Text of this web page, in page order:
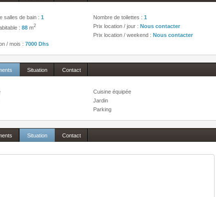
salles de bain : 1 Nombre de toilettes : 1
: 88 m2 Prix location / jour : Nous contacter
Prix location / weekend : Nous contacter
/ mois : 7000 Dhs
Situation Contact
Cuisine équipée
Jardin
Parking
Situation Contact